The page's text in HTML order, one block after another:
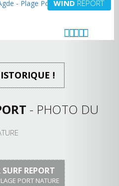
WIND REPORT
!
- PHOTO DU
SURF REPORT
PORT NATURE